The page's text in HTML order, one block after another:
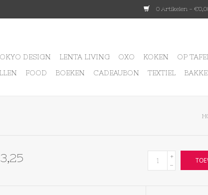
0 Artikelen -
DESIGN LENTA LIVING OXO KOKEN OP
FOOD BOEKEN CADEAUBON TEXTIEL
+
-